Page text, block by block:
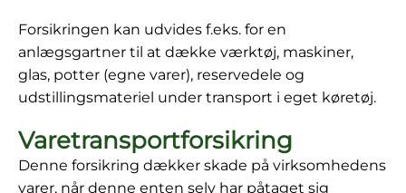
Forsikringen kan udvides f.eks. for en
anlægsgartner til at dække værktøj, maskiner,
glas, potter (egne varer), reservedele og
udstillingsmateriel under transport i eget køretøj.
Varetransportforsikring
Denne forsikring dækker skade på virksomhedens
varer, når denne enten selv har påtaget sig